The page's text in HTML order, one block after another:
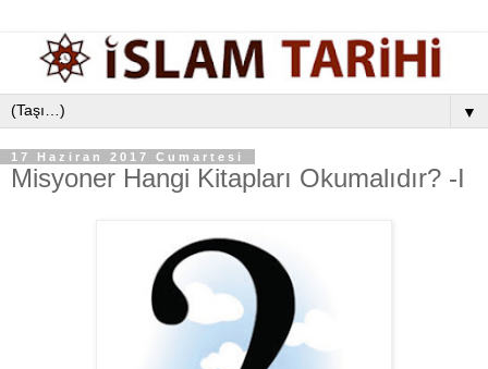
▼
17 Haziran 2017 Cumartesi
Misyoner Hangi Kitapları Okumalıdır? -I